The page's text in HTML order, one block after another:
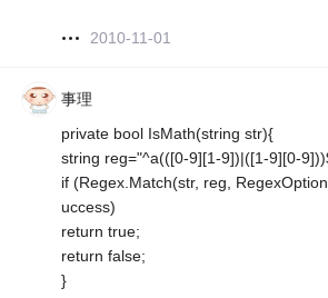
2010-11-01
事理
private bool IsMath(string str){
string reg="^a(([0-9][1-9])|([1-9][0-
if (Regex.Match(str, reg,
uccess)
return true;
return false;
}